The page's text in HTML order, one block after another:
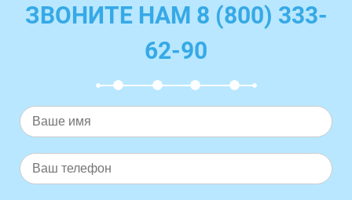
ЗВОНИТЕ НАМ 8 (800) 333-
62-90